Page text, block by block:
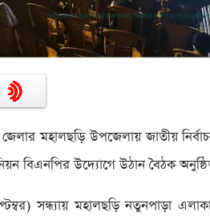
জেলার মহালছড়ি উপজেলায় জাতীয়
বিএনপির উদ্যোগে উঠান বৈঠক
সন্ধ্যায় মহালছড়ি নতুনপাড়া